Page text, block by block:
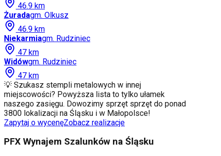
46.9 km
Żuradagm. Olkusz
46.9 km
Niekarmiagm. Rudziniec
47 km
Widówgm. Rudziniec
47 km
💡 Szukasz stempli metalowych w innej
miejscowości? Powyższa lista to tylko ułamek
naszego zasięgu. Dowozimy sprzęt sprzęt do ponad
3800 lokalizacji na Śląsku i w Małopolsce!
Zapytaj o wycenęZobacz realizacje
PFX Wynajem Szalunków na Śląsku